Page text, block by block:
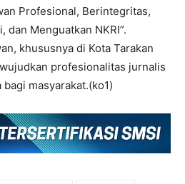
Profesional, Berintegritas,
Menguatkan NKRI”.
khususnya di Kota Tarakan
profesionalitas jurnalis
masyarakat.(ko1)